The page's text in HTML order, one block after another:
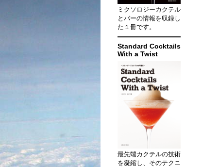
ミクソロジーカクテル
とバーの情報を収録し
た１冊です。
Standard Cocktails
With a Twist
最先端カクテルの技術
を凝縮し、そのテクニ